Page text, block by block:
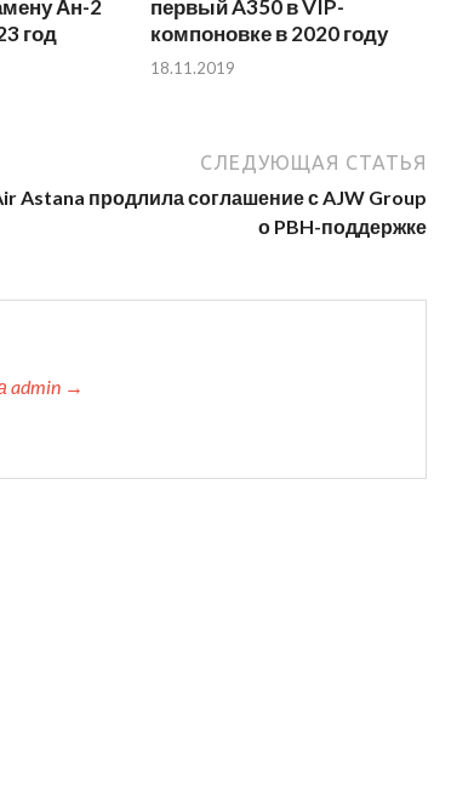
Ан-2
год
первый A350 в VIP-
компоновке в 2020 году
18.11.2019
СЛЕДУЮЩАЯ СТАТЬЯ
Astana продлила соглашение с AJW Group
о PBH-поддержке
admin →